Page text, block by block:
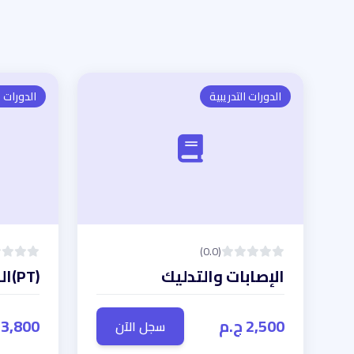
الدورات التدريبية
(0.0)
الإصابات والتدليك
2,500 ج.م
سجل الآن
الدورات
(PT)المدرب الشخصى
3,800 ج.م